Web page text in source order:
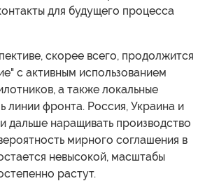
для будущего процесса
скорее всего, продолжится
с активным использованием
а также локальные
линии фронта. Россия, Украина и
дальше наращивать производство
мирного соглашения в
невысокой, масштабы
растут.